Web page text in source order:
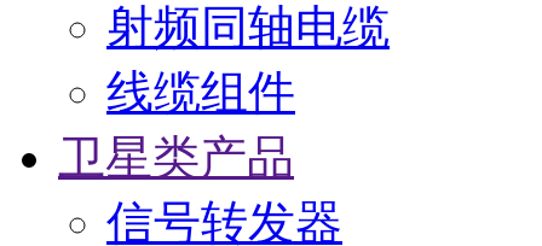
射频同轴电缆
线缆组件
卫星类产品
信号转发器